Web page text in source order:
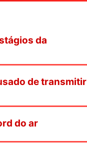
da
de transmitir
do ar